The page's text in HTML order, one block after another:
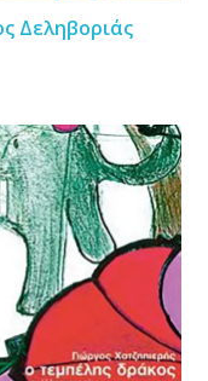
Δεληβοριάς